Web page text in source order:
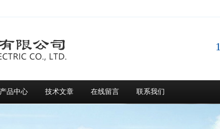
产品中心 技术文章 在线留言 联系我们